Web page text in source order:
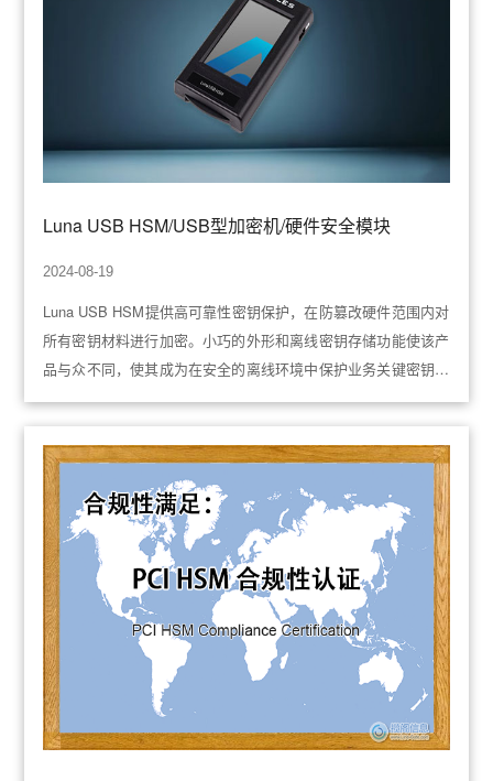
Luna USB HSM/USB型加密机/硬件安全模块
2024-08-19
Luna USB HSM提供高可靠性密钥保护，在防篡改硬件范围内对
所有密钥材料进行加密。小巧的外形和离线密钥存储功能使该产
品与众不同，使其成为在安全的离线环境中保护业务关键密钥的
理想选择。